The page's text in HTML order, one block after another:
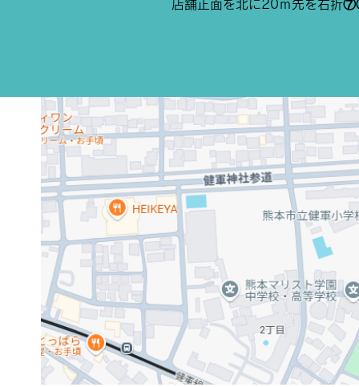
店舗正面を北に20ｍ先を右
© 2035 47th Cafe Wix を使って作成